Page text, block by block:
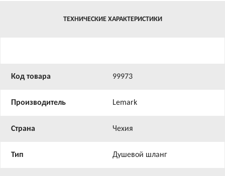
ТЕХНИЧЕСКИЕ ХАРАКТЕРИСТИКИ
Код товара 99973
Производитель Lemark
Страна Чехия
Тип Душевой шланг